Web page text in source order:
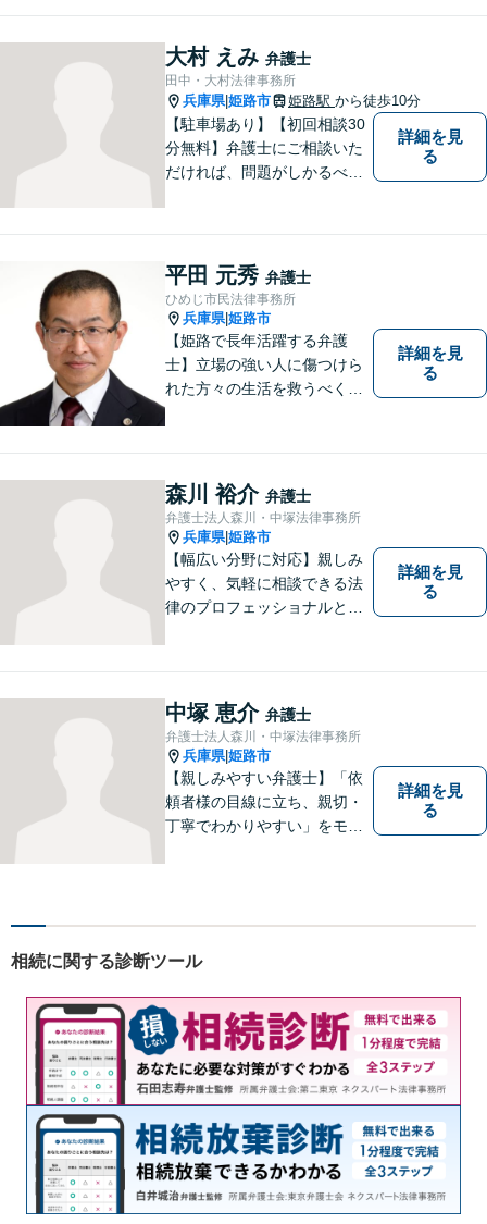
談をお受けしております。離
婚・借金問題・交通事故・企
業法務など幅広く対応してい
ます。
大村 えみ 弁護士
田中・大村法律事務所
兵庫県|姫路市 姫路駅 から徒歩10分
【駐車場あり】【初回相談30
分無料】弁護士にご相談いた
だければ、問題がしかるべき
ら、お早めに弁護士にご相談
ください。
詳細を見
る
平田 元秀 弁護士
ひめじ市民法律事務所
兵庫県|姫路市
【姫路で長年活躍する弁護
士】立場の強い人に傷つけら
れた方々の生活を救うべく、
弁護士。お困りごとはなんで
もご相談ください。二人三脚
で平穏な生活を取り戻しまし
ょう。【Zoom・電話相談O
K】
詳細を見
る
森川 裕介 弁護士
弁護士法人森川・中塚法律事務所
兵庫県|姫路市
【幅広い分野に対応】親しみ
やすく、気軽に相談できる法
律のプロフェッショナルとし
して、解決への第一歩を全力
でサポートいたします。些細
なことでもお気軽にご相談く
ださい。
詳細を見
る
中塚 恵介 弁護士
弁護士法人森川・中塚法律事務所
兵庫県|姫路市
【親しみやすい弁護士】「依
頼者様の目線に立ち、親切・
丁寧でわかりやすい」をモッ
はどうにもならないと思える
とでスムーズな解決に繋がる
ことがあります。
詳細を見
る
相続に関する診断ツール